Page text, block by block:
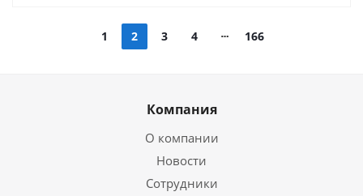
1 2 3 4 166
Компания
О компании
Новости
Сотрудники